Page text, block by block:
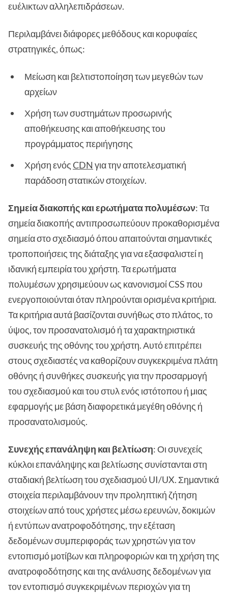
ευέλικτων αλληλεπιδράσεων.
Περιλαμβάνει διάφορες μεθόδους και κορυφαίες
στρατηγικές, όπως:
Μείωση και βελτιστοποίηση των μεγεθών των
αρχείων
Χρήση των συστημάτων προσωρινής
αποθήκευσης και αποθήκευσης του
προγράμματος περιήγησης
Χρήση ενόςCDN για την αποτελεσματική
παράδοση στατικών στοιχείων.
Σημεία διακοπής και ερωτήματα πολυμέσων: Τα
σημεία διακοπής αντιπροσωπεύουν προκαθορισμένα
σημεία στο σχεδιασμό όπου απαιτούνται σημαντικές
τροποποιήσεις της διάταξης για να εξασφαλιστεί η
ιδανική εμπειρία του χρήστη. Τα ερωτήματα
πολυμέσων χρησιμεύουν ως κανονισμοί CSS που
ενεργοποιούνται όταν πληρούνται ορισμένα κριτήρια.
Τα κριτήρια αυτά βασίζονται συνήθως στο πλάτος, το
ύψος, τον προσανατολισμό ή τα χαρακτηριστικά
συσκευής της οθόνης του χρήστη. Αυτό επιτρέπει
στους σχεδιαστές να καθορίζουν συγκεκριμένα πλάτη
οθόνης ή συνθήκες συσκευής για την προσαρμογή
του σχεδιασμού και του στυλ ενός ιστότοπου ή μιας
εφαρμογής με βάση διαφορετικά μεγέθη οθόνης ή
προσανατολισμούς.
Συνεχής επανάληψη και βελτίωση: Οι συνεχείς
κύκλοι επανάληψης και βελτίωσης συνίστανται στη
σταδιακή βελτίωση του σχεδιασμού UI/UX. Σημαντικά
στοιχεία περιλαμβάνουν την προληπτική ζήτηση
στοιχείων από τους χρήστες μέσω ερευνών, δοκιμών
ή εντύπων ανατροφοδότησης, την εξέταση
δεδομένων συμπεριφοράς των χρηστών για τον
εντοπισμό μοτίβων και πληροφοριών και τη χρήση της
ανατροφοδότησης και της ανάλυσης δεδομένων για
τον εντοπισμό συγκεκριμένων περιοχών για τη